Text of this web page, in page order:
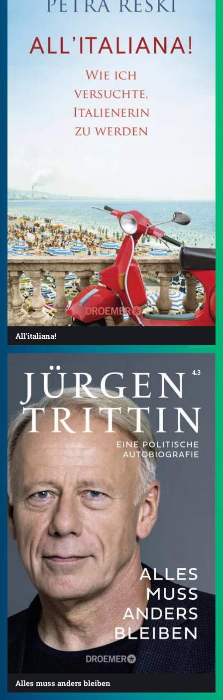
All'italiana!
4.3
Alles muss anders bleiben